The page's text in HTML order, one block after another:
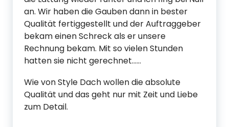
an. Wir haben die Gauben dann in bester
Qualität fertiggestellt und der Auftraggeber
bekam einen Schreck als er unsere
Rechnung bekam. Mit so vielen Stunden
hatten sie nicht gerechnet……
Wie von Style Dach wollen die absolute
Qualität und das geht nur mit Zeit und Liebe
zum Detail.